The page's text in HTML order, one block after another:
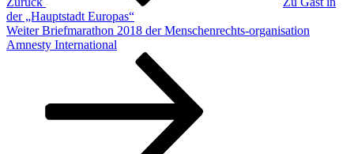
der „Hauptstadt Europas“
Nächster
Beitrag
Weiter Briefmarathon 2018 der Menschenrechts-organisation
Amnesty International